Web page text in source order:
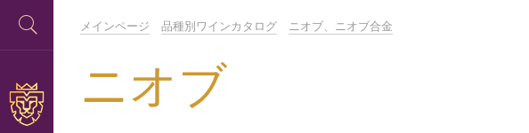
メインページ 品種別ワインカタログ ニオブ、ニオブ合金
ニオブ